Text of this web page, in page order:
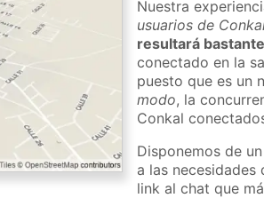
Nuestra
usuarios de
resultará
conectado en la
puesto que es un
modo, la
Conkal
Disponemos de un
a las
link al chat que